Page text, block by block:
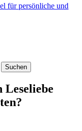
für persönliche und
Leseliebe